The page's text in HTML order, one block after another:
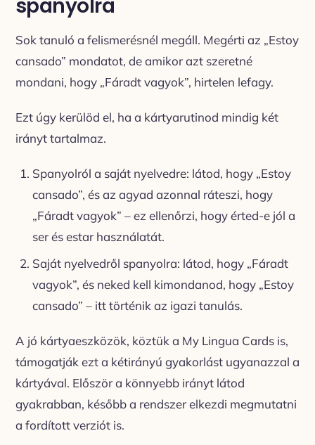
spanyolra
Sok tanuló a felismerésnél megáll. Megérti az „Estoy
cansado” mondatot, de amikor azt szeretné
mondani, hogy „Fáradt vagyok”, hirtelen lefagy.
Ezt úgy kerülöd el, ha a kártyarutinod mindig két
irányt tartalmaz.
Spanyolról a saját nyelvedre: látod, hogy „Estoy
cansado”, és az agyad azonnal ráteszi, hogy
„Fáradt vagyok” – ez ellenőrzi, hogy érted-e jól a
ser és estar használatát.
Saját nyelvedről spanyolra: látod, hogy „Fáradt
vagyok”, és neked kell kimondanod, hogy „Estoy
cansado” – itt történik az igazi tanulás.
A jó kártyaeszközök, köztük a My Lingua Cards is,
támogatják ezt a kétirányú gyakorlást ugyanazzal a
kártyával. Először a könnyebb irányt látod
gyakrabban, később a rendszer elkezdi megmutatni
a fordított verziót is.